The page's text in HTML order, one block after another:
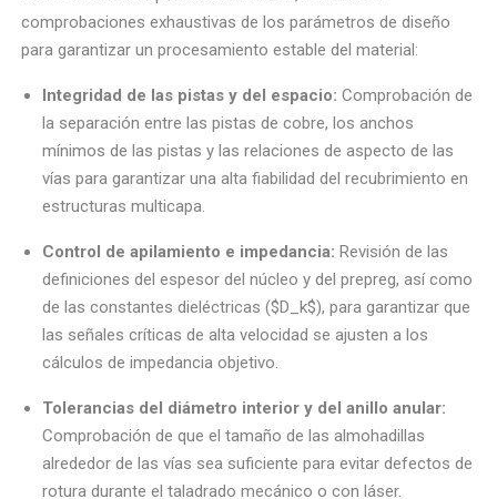
comprobaciones exhaustivas de los parámetros de diseño
para garantizar un procesamiento estable del material:
Integridad de las pistas y del espacio: Comprobación de
la separación entre las pistas de cobre, los anchos
mínimos de las pistas y las relaciones de aspecto de las
vías para garantizar una alta fiabilidad del recubrimiento en
estructuras multicapa.
Control de apilamiento e impedancia: Revisión de las
definiciones del espesor del núcleo y del prepreg, así como
de las constantes dieléctricas ($D_k$), para garantizar que
las señales críticas de alta velocidad se ajusten a los
cálculos de impedancia objetivo.
Tolerancias del diámetro interior y del anillo anular:
Comprobación de que el tamaño de las almohadillas
alrededor de las vías sea suficiente para evitar defectos de
rotura durante el taladrado mecánico o con láser.